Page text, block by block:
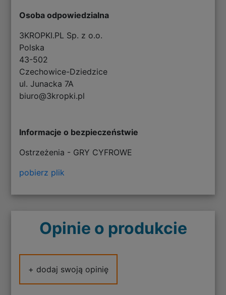
Osoba odpowiedzialna
3KROPKI.PL Sp. z o.o.
Polska
43-502
Czechowice-Dziedzice
ul. Junacka 7A
biuro@3kropki.pl
Informacje o bezpieczeństwie
Ostrzeżenia - GRY CYFROWE
pobierz plik
Opinie o produkcie
+ dodaj swoją opinię